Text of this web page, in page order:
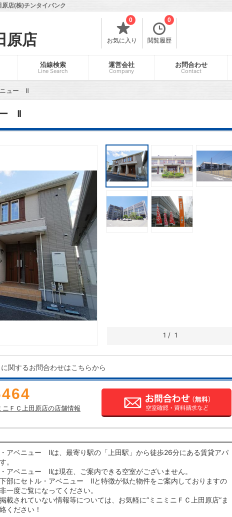
店(株)チンタイバンク
原店 お気に入り
0
閲覧履歴
0
沿線検索
Line Search
運営会社
Company
お問合わせ
Contact
ニュー Ⅱ
ー Ⅱ
1 / 1
に関するお問合わせはこちらから
ニＦＣ上田原店の店舗情報
アベニュー Ⅱは、最寄り駅の「上田駅」から徒歩26分にある賃貸アパ
。
アベニュー Ⅱは現在、ご案内できる空室がございません。
部にセトル・アベニュー Ⅱと特徴が似た物件をご案内しておりますの
一度ご覧になってください。
載されていない情報等については、お気軽に”ミニミニＦＣ上田原店”ま
ください！